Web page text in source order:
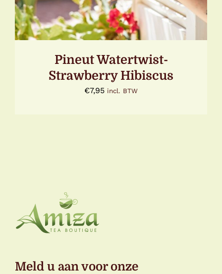
Pineut Watertwist-
Strawberry Hibiscus
€7,95 incl. BTW
Meld u aan voor onze